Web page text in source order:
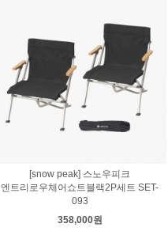
[snow peak] 스노우피크
엔트리로우체어쇼트블랙2P세트 SET-
093
358,000원